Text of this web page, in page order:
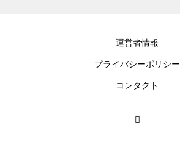
運営者情報
プライバシーポリシー
コンタクト